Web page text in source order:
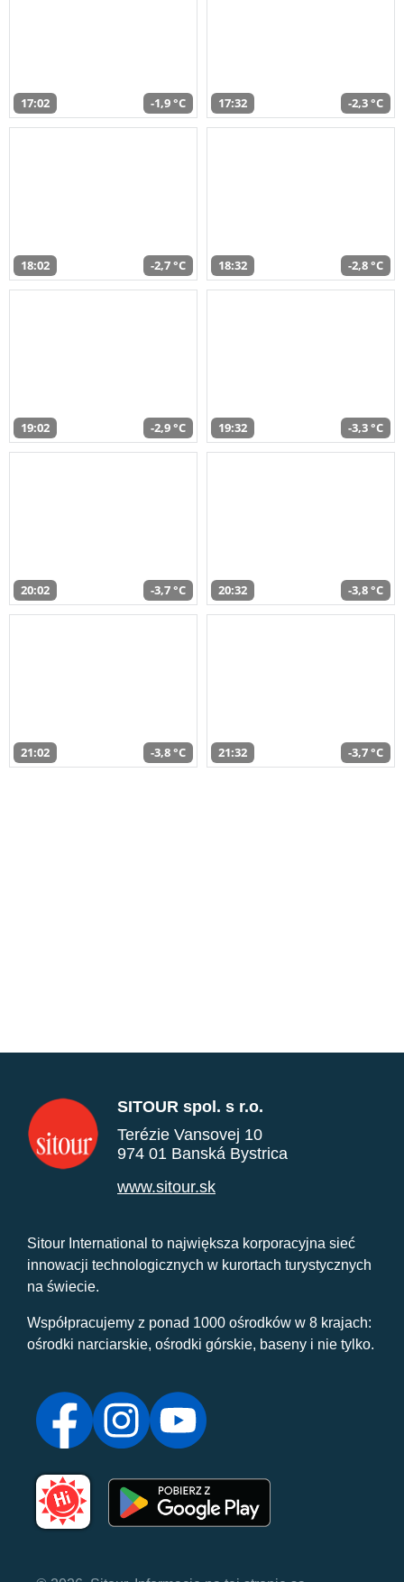
17:02 -1,9 °C 17:32 -2,3 °C
18:02 -2,7 °C 18:32 -2,8 °C
19:02 -2,9 °C 19:32 -3,3 °C
20:02 -3,7 °C 20:32 -3,8 °C
21:02 -3,8 °C 21:32 -3,7 °C
SITOUR spol. s r.o.
Terézie Vansovej 10
974 01 Banská Bystrica
www.sitour.sk
Sitour International to największa korporacyjna sieć
innowacji technologicznych w kurortach turystycznych
na świecie.
Współpracujemy z ponad 1000 ośrodków w 8 krajach:
ośrodki narciarskie, ośrodki górskie, baseny i nie tylko.